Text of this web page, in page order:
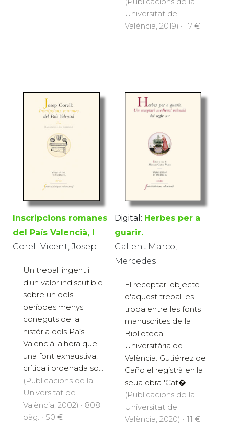
Universitat de
València, 2019) · 17 €
Inscripcions romanes
del País Valencià, I
Corell Vicent, Josep
Un treball ingent i
d'un valor indiscutible
sobre un dels
períodes menys
coneguts de la
història dels País
Valencià, alhora que
una font exhaustiva,
crítica i ordenada so...
(Publicacions de la
Universitat de
València, 2002) · 808
pàg. · 50 €
Digital: Herbes per a
guarir.
Gallent Marco,
Mercedes
El receptari objecte
d'aquest treball es
troba entre les fonts
manuscrites de la
Biblioteca
Universitària de
València. Gutiérrez de
Caño el registrà en la
seua obra 'Cat�...
(Publicacions de la
Universitat de
València, 2020) · 11 €